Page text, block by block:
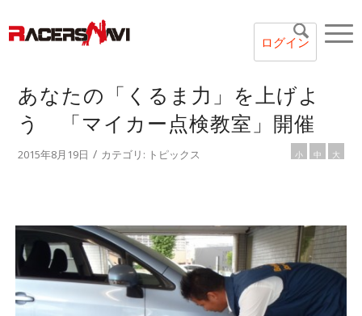
ログイン
あなたの「くるま力」を上げよ
う 「マイカー点検教室」開催
2015年8月19日 / カテゴリ: トピックス 小 中 大